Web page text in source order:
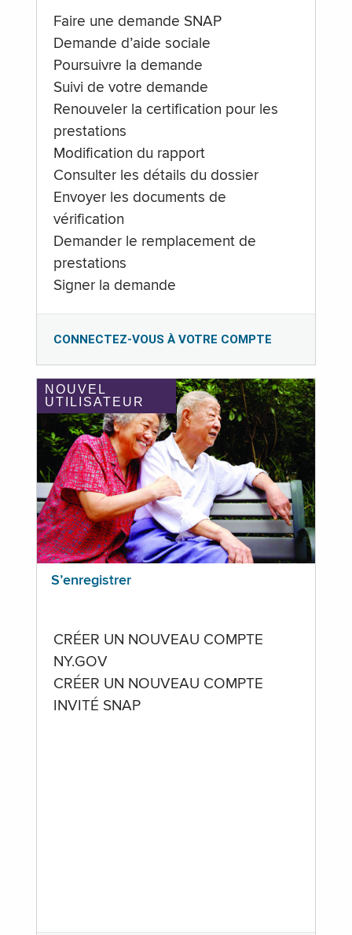
Faire une demande SNAP
Demande d’aide sociale
Poursuivre la demande
Suivi de votre demande
Renouveler la certification pour les
prestations
Modification du rapport
Consulter les détails du dossier
Envoyer les documents de
vérification
Demander le remplacement de
prestations
Signer la demande
CONNECTEZ-VOUS À VOTRE COMPTE
NOUVEL
UTILISATEUR
S’enregistrer
CRÉER UN NOUVEAU COMPTE
NY.GOV
CRÉER UN NOUVEAU COMPTE
INVITÉ SNAP